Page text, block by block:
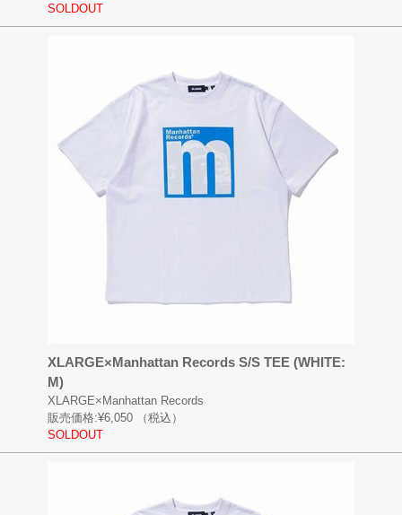
SOLDOUT
XLARGE×Manhattan Records S/S TEE (WHITE:
M)
XLARGE×Manhattan Records
販売価格:¥6,050
（税込）
SOLDOUT